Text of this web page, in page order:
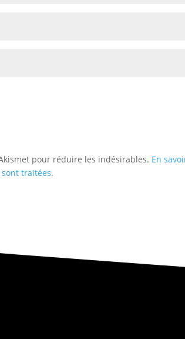
pour réduire les indésirables. En
traitées.